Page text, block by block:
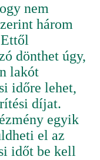
nem
három
dönthet úgy,
lakót
időre lehet,
díjat.
egyik
el az
időt be kell